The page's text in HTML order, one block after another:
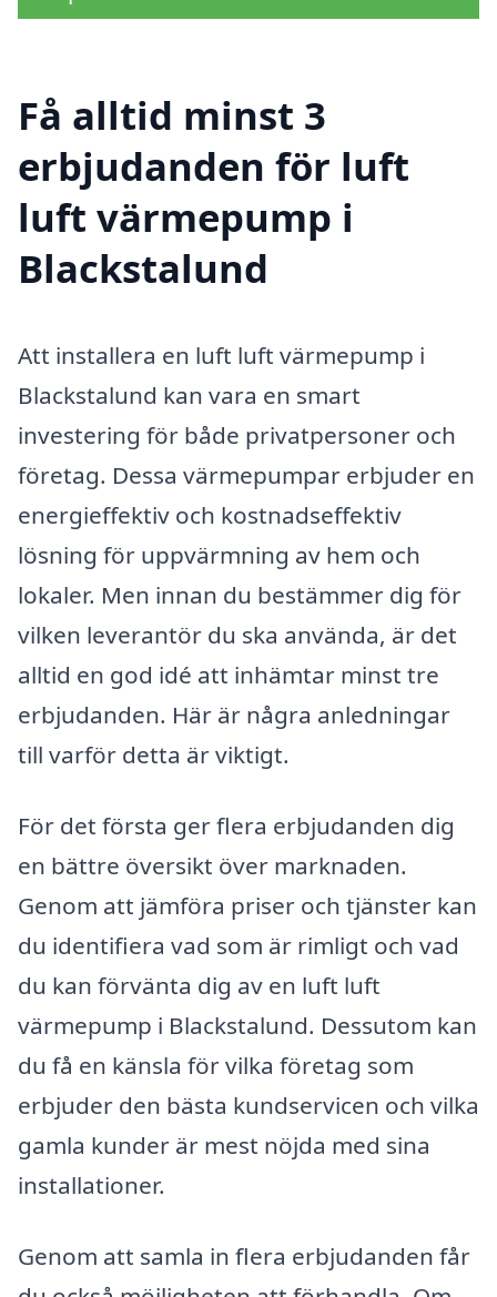
Få alltid minst 3
erbjudanden för luft
luft värmepump i
Blackstalund
Att installera en luft luft värmepump i
Blackstalund kan vara en smart
investering för både privatpersoner och
företag. Dessa värmepumpar erbjuder en
energieffektiv och kostnadseffektiv
lösning för uppvärmning av hem och
lokaler. Men innan du bestämmer dig för
vilken leverantör du ska använda, är det
alltid en god idé att inhämtar minst tre
erbjudanden. Här är några anledningar
till varför detta är viktigt.
För det första ger flera erbjudanden dig
en bättre översikt över marknaden.
Genom att jämföra priser och tjänster kan
du identifiera vad som är rimligt och vad
du kan förvänta dig av en luft luft
värmepump i Blackstalund. Dessutom kan
du få en känsla för vilka företag som
erbjuder den bästa kundservicen och vilka
gamla kunder är mest nöjda med sina
installationer.
Genom att samla in flera erbjudanden får